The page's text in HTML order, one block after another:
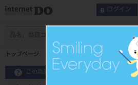
ログイン
トップページ エレベーター B型 ＃2S
この商品に関するお問い合わせ